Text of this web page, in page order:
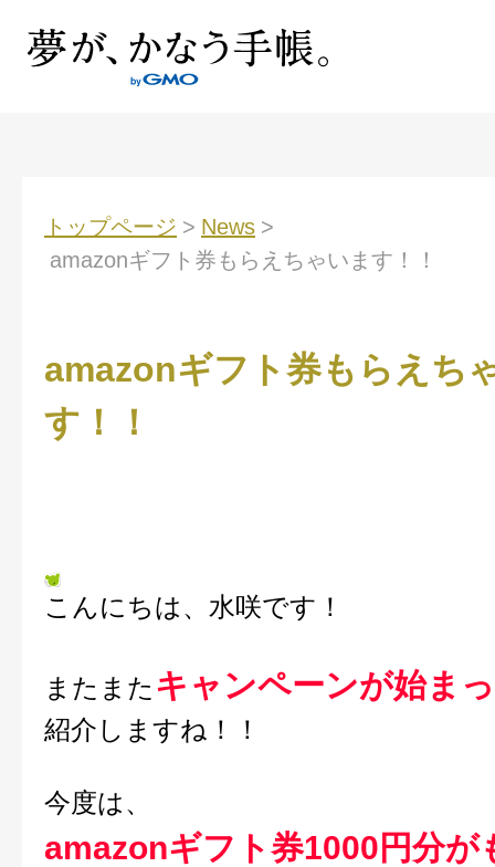
トップページ > News >
amazonギフト券もらえちゃいます！！
amazonギフト券もらえち
す！！
こんにちは、水咲です！
またまた キャンペーンが始ま
紹介しますね！！
今度は、
amazonギフト券1000円分が